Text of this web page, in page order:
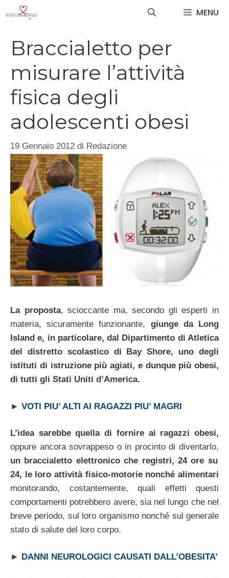
MENU
Braccialetto per
misurare l’attività
fisica degli
adolescenti obesi
19 Gennaio 2012 di Redazione
La proposta, scioccante ma, secondo gli esperti in
materia, sicuramente funzionante, giunge da Long
Island e, in particolare, dal Dipartimento di Atletica
del distretto scolastico di Bay Shore, uno degli
istituti di istruzione più agiati, e dunque più obesi,
di tutti gli Stati Uniti d’America.
► VOTI PIU’ ALTI AI RAGAZZI PIU’ MAGRI
L’idea sarebbe quella di fornire ai ragazzi obesi,
oppure ancora sovrappeso o in procinto di diventarlo,
un braccialetto elettronico che registri, 24 ore su
24, le loro attività fisico-motorie nonché alimentari
monitorando, costantemente, quali effetti questi
comportamenti potrebbero avere, sia nel lungo che nel
breve periodo, sul loro organismo nonché sul generale
stato di salute del loro corpo.
► DANNI NEUROLOGICI CAUSATI DALL’OBESITA’